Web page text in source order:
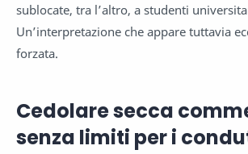
sublocate, tra l’altro, a studenti
Un’interpretazione che appare tuttavia
forzata.
Cedolare secca
senza limiti per i